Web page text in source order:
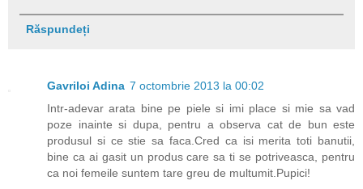
Răspundeți
Gavriloi Adina 7 octombrie 2013 la 00:02
Intr-adevar arata bine pe piele si imi place si mie sa vad
poze inainte si dupa, pentru a observa cat de bun este
produsul si ce stie sa faca.Cred ca isi merita toti banutii,
bine ca ai gasit un produs care sa ti se potriveasca, pentru
ca noi femeile suntem tare greu de multumit.Pupici!